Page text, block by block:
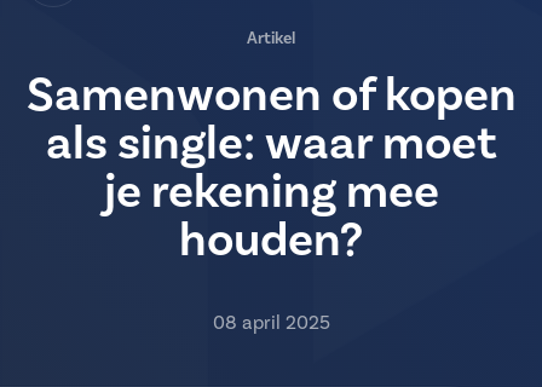
Artikel
Samenwonen of kopen
als single: waar moet
je rekening mee
houden?
08 april 2025